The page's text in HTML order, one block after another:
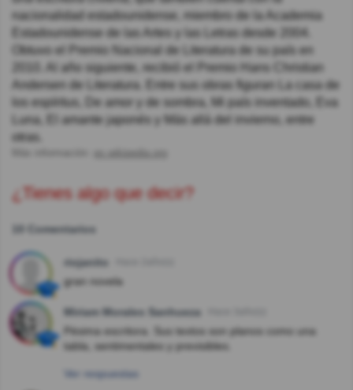
nacionalidad estadounidense, miembro de la Academia
Estadounidense de las Artes y las Letras desde 2004.
Obtuvo el Premio Nacional de Literatura de su país en
2010. Al año siguiente, recibió el Premio Hans Christian
Andersen de Literatura. Entre sus obras figuran La casa de
los espíritus, De amor y de sombra, Mi país inventado, Eva
Luna, El amante japonés y Más allá del invierno, entre
otras.
¿Tienes algo que decir?
10 Comentarios
riojanito
gran novela
Miriam Morales Sanhueza
Pésima escritora. Sus textos son planos como una
tabla, sentimentales y previsibles.
Ver respuestas